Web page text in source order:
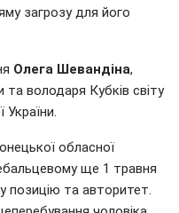
загрозу для його
Олега Шевандіна,
володаря Кубків світу
обласної
ще 1 травня
позицію та авторитет.